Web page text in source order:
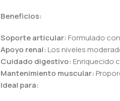
Beneficios:
Soporte articular:Formulado
Apoyo renal:Los niveles
Cuidado digestivo:Enriquecido
Mantenimiento muscular:
Ideal para: